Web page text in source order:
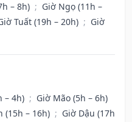
– 8h) ; Giờ Ngọ (11h –
Tuất (19h – 20h) ; Giờ
– 4h) ; Giờ Mão (5h – 6h)
(15h – 16h) ; Giờ Dậu (17h